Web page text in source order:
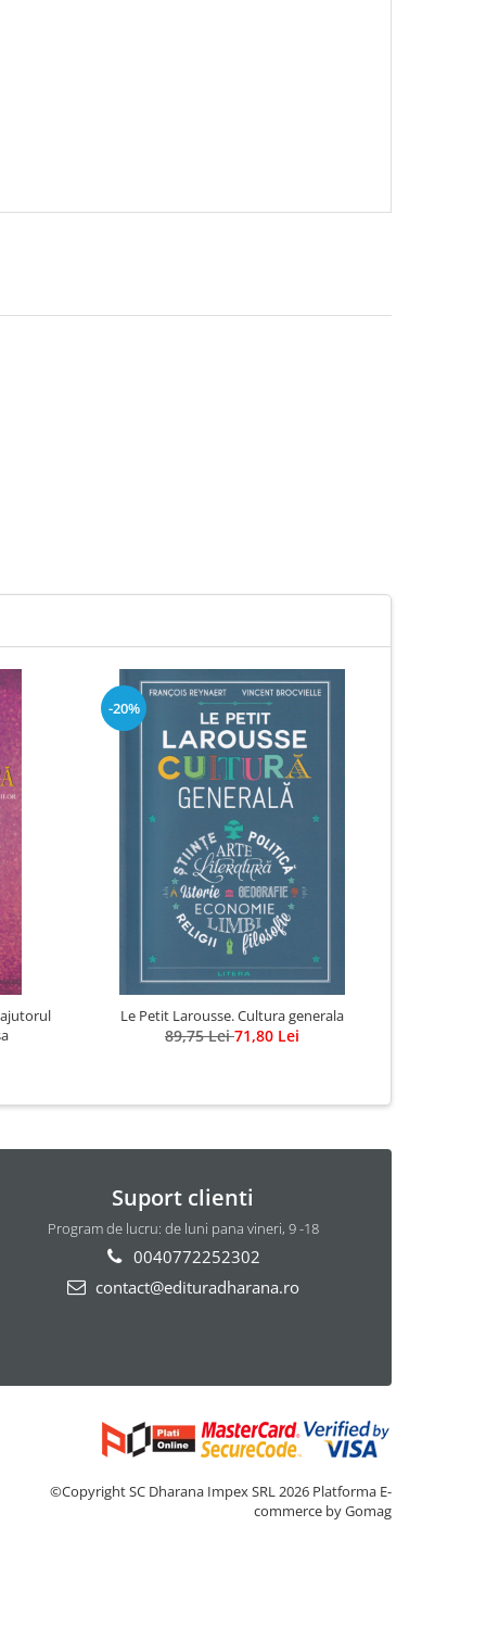
-20%
Le Petit Larousse. Cultura generala
89,75 Lei71,80 Lei
Suport clienti
Program de lucru: de luni pana vineri, 9 -18
0040772252302
contact@edituradharana.ro
©Copyright SC Dharana Impex SRL 2026 Platforma E-
commerce by Gomag